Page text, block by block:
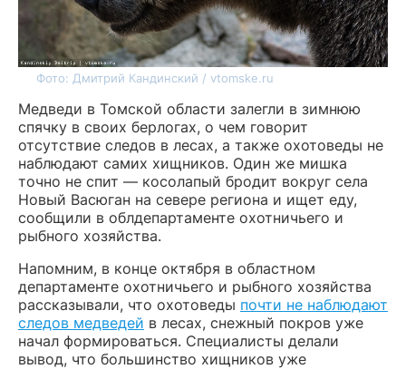
Фото: Дмитрий Кандинский / vtomske.ru
Медведи в Томской области залегли в зимнюю
спячку в своих берлогах, о чем говорит
отсутствие следов в лесах, а также охотоведы не
наблюдают самих хищников. Один же мишка
точно не спит — косолапый бродит вокруг села
Новый Васюган на севере региона и ищет еду,
сообщили в облдепартаменте охотничьего и
рыбного хозяйства.
Напомним, в конце октября в областном
департаменте охотничьего и рыбного хозяйства
рассказывали, что охотоведы почти не наблюдают
следов медведей в лесах, снежный покров уже
начал формироваться. Специалисты делали
вывод, что большинство хищников уже